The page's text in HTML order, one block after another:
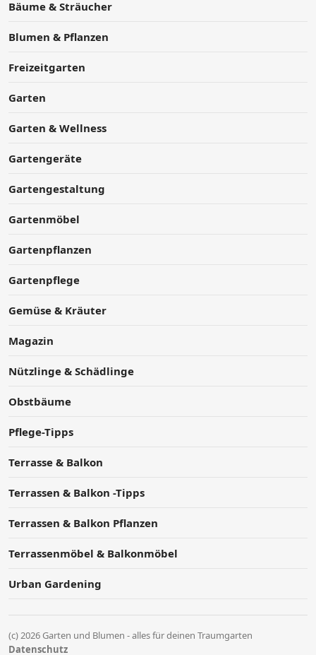
Bäume & Sträucher
Blumen & Pflanzen
Freizeitgarten
Garten
Garten & Wellness
Gartengeräte
Gartengestaltung
Gartenmöbel
Gartenpflanzen
Gartenpflege
Gemüse & Kräuter
Magazin
Nützlinge & Schädlinge
Obstbäume
Pflege-Tipps
Terrasse & Balkon
Terrassen & Balkon -Tipps
Terrassen & Balkon Pflanzen
Terrassenmöbel & Balkonmöbel
Urban Gardening
(c) 2026 Garten und Blumen - alles für deinen Traumgarten
Datenschutz